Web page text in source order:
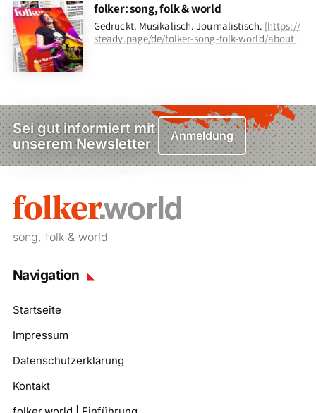
folker: song, folk & world
Gedruckt. Musikalisch. Journalistisch. [https://
steady.page/de/folker-song-folk-world/about]
Sei gut informiert mit
unserem Newsletter
Anmeldung
song, folk & world
Navigation
Startseite
Impressum
Datenschutzerklärung
Kontakt